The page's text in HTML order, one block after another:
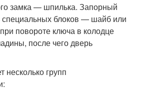
замка — шпилька. Запорный
специальных блоков — шайб или
повороте ключа в колодце
после чего дверь
несколько групп